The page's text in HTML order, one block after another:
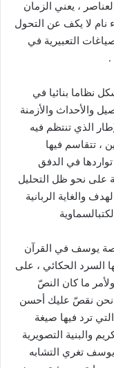
، يعني الزمان
نام لا يكف عن التحول
التعبيرية في
.
نظاما بنائيا في
والأحداث والأزمنة
الذي تنتظم فيه
، تتقاسم فيها
تواردها في الدفق
على نحو ظل التحليل
والغاية الربانية
يوسف في القرآن
السرد الحكائي ، على
ما كان النصّ
نحن نقصّ عليك أحسن
ترد فيها صيغة
والبنية التصويرية
تغري التشابه